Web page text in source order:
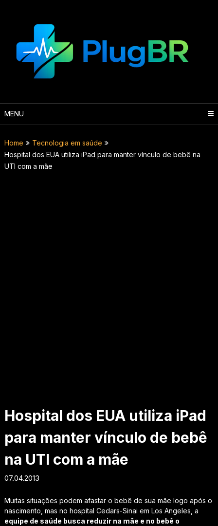
MENU
Home
Tecnologia em saúde
Hospital dos EUA utiliza iPad para manter vínculo de bebê na
UTI com a mãe
Hospital dos EUA utiliza iPad
para manter vínculo de bebê
na UTI com a mãe
07.04.2013
Muitas situações podem afastar o bebê de sua mãe logo após o
nascimento, mas no hospital Cedars-Sinai em Los Angeles, a
equipe de saúde busca reduzir na mãe e no bebê o